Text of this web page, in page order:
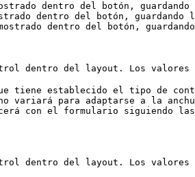
dentro del botón,
dentro del botón,
dentro del botón,
dentro del layout. Los valores
tiene establecido el tipo de
para adaptarse a la
con el formulario siguiendo
dentro del layout. Los valores